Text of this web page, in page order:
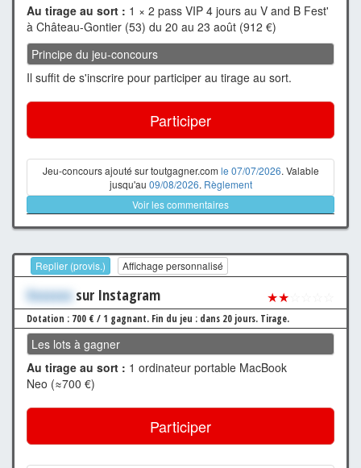
Au tirage au sort : 1 × 2 pass VIP 4 jours au V and B Fest'
à Château-Gontier (53) du 20 au 23 août (912 €)
Principe du jeu-concours
Il suffit de s'inscrire pour participer au tirage au sort.
Participer
Jeu-concours ajouté sur toutgagner.com le 07/07/2026. Valable
jusqu'au 09/08/2026. Règlement
Voir les commentaires
Replier (provis.) Affichage personnalisé
Xxxxxxx sur Instagram ★★
Dotation : 700 € / 1 gagnant. Fin du jeu : dans 20 jours. Tirage.
Les lots à gagner
Au tirage au sort : 1 ordinateur portable MacBook
Neo (≈700 €)
Participer